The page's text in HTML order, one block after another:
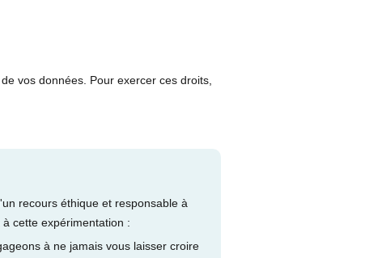
vos données. Pour exercer ces droits,
recours éthique et responsable à
cette expérimentation :
à ne jamais vous laisser croire